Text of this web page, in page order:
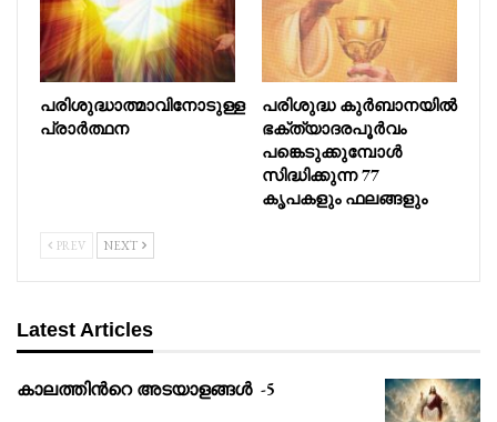
പരിശുദ്ധാത്മാവിനോടുള്ള
പ്രാർത്ഥന
പരിശുദ്ധ കുർബാനയിൽ
ഭക്ത്യാദരപൂർവം
പങ്കെടുക്കുമ്പോൾ
സിദ്ധിക്കുന്ന 77
കൃപകളും ഫലങ്ങളും
PREV NEXT
Latest Articles
കാലത്തിൻറെ അടയാളങ്ങൾ -5